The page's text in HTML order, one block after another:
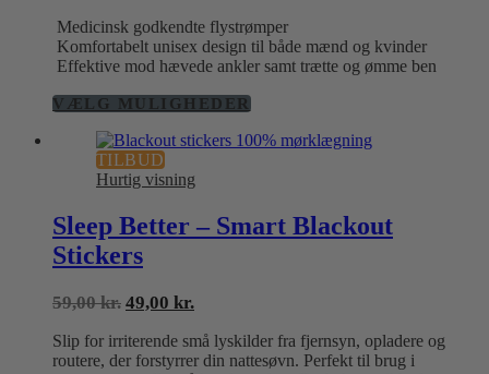
Medicinsk godkendte flystrømper
Komfortabelt unisex design til både mænd og kvinder
Effektive mod hævede ankler samt trætte og ømme ben
VÆLG MULIGHEDERDette
har
kan
vælges
TILBUD
Hurtig visning
Sleep Better – Smart Blackout
Stickers
59,00kr. Den
pris
var:
49,00 kr.
pris
er:
Slip for irriterende små lyskilder fra fjernsyn, opladere og
routere, der forstyrrer din nattesøvn. Perfekt til brug i